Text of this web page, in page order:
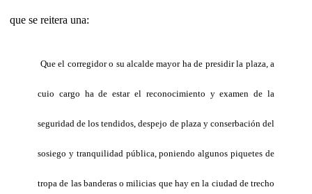
que se reitera una:
Que el corregidor o su alcalde mayor ha de presidir la plaza, a
cuio cargo ha de estar el reconocimiento y examen de la
seguridad de los tendidos, despejo de plaza y conserbación del
sosiego y tranquilidad pública, poniendo algunos piquetes de
tropa de las banderas o milicias que hay en la ciudad de trecho